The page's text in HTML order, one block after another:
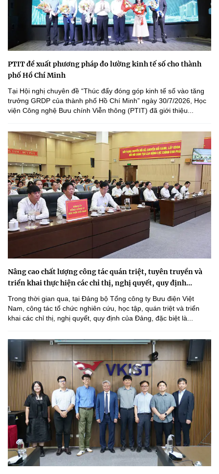
PTIT đề xuất phương pháp đo lường kinh tế số cho thành
phố Hồ Chí Minh
Tại Hội nghị chuyên đề “Thúc đẩy đóng góp kinh tế số vào tăng
trưởng GRDP của thành phố Hồ Chí Minh” ngày 30/7/2026, Học
viện Công nghệ Bưu chính Viễn thông (PTIT) đã giới thiệu...
Nâng cao chất lượng công tác quán triệt, tuyên truyền và
triển khai thực hiện các chỉ thị, nghị quyết, quy định...
Trong thời gian qua, tại Đảng bộ Tổng công ty Bưu điện Việt
Nam, công tác tổ chức nghiên cứu, học tập, quán triệt và triển
khai các chỉ thị, nghị quyết, quy định của Đảng, đặc biệt là...